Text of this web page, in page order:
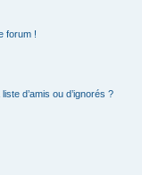
forum !
d’amis ou d’ignorés ?